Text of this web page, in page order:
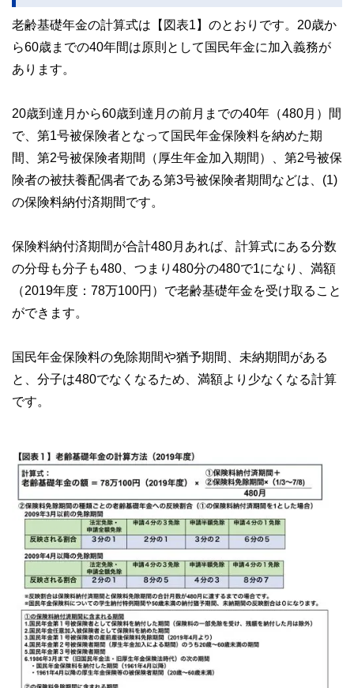
老齢基礎年金の計算式は【図表1】のとおりです。20歳か
ら60歳までの40年間は原則として国民年金に加入義務が
あります。
20歳到達月から60歳到達月の前月までの40年（480月）間
で、第1号被保険者となって国民年金保険料を納めた期
間、第2号被保険者期間（厚生年金加入期間）、第2号被保
険者の被扶養配偶者である第3号被保険者期間などは、(1)
の保険料納付済期間です。
保険料納付済期間が合計480月あれば、計算式にある分数
の分母も分子も480、つまり480分の480で1になり、満額
（2019年度：78万100円）で老齢基礎年金を受け取ること
ができます。
国民年金保険料の免除期間や猶予期間、未納期間がある
と、分子は480でなくなるため、満額より少なくなる計算
です。